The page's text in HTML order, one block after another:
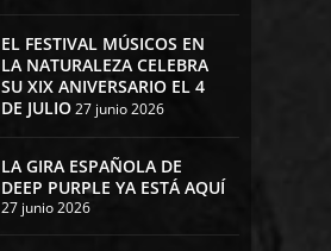
EL FESTIVAL MÚSICOS EN
LA NATURALEZA CELEBRA
SU XIX ANIVERSARIO EL 4
DE JULIO27 junio 2026
LA GIRA ESPAÑOLA DE
DEEP PURPLE YA ESTÁ AQUÍ
27 junio 2026